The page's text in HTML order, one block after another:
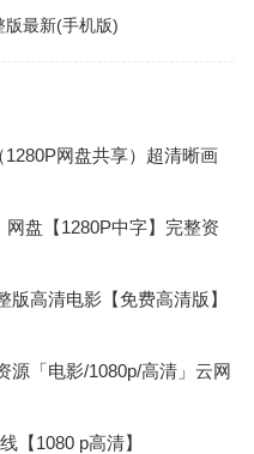
版最新(手机版)
1280P网盘共享）超清晰画
网盘【1280P中字】完整资
版高清电影【免费高清版】
源「电影/1080p/高清」云网
【1080 p高清】